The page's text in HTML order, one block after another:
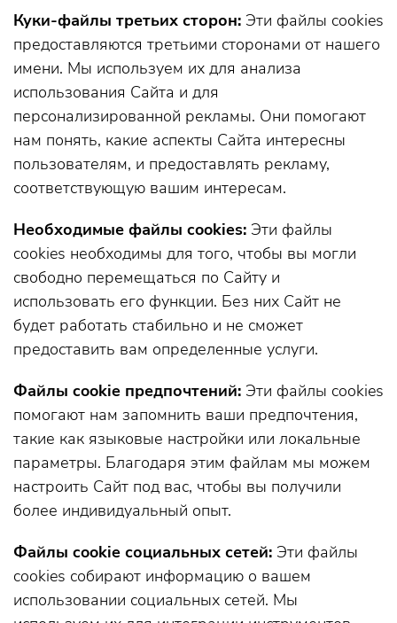
Куки-файлы третьих сторон: Эти файлы cookies
предоставляются третьими сторонами от нашего
имени. Мы используем их для анализа
использования Сайта и для
персонализированной рекламы. Они помогают
нам понять, какие аспекты Сайта интересны
пользователям, и предоставлять рекламу,
соответствующую вашим интересам.
Необходимые файлы cookies: Эти файлы
cookies необходимы для того, чтобы вы могли
свободно перемещаться по Сайту и
использовать его функции. Без них Сайт не
будет работать стабильно и не сможет
предоставить вам определенные услуги.
Файлы cookie предпочтений: Эти файлы cookies
помогают нам запомнить ваши предпочтения,
такие как языковые настройки или локальные
параметры. Благодаря этим файлам мы можем
настроить Сайт под вас, чтобы вы получили
более индивидуальный опыт.
Файлы cookie социальных сетей: Эти файлы
cookies собирают информацию о вашем
использовании социальных сетей. Мы